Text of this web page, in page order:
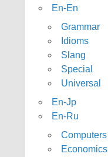
En-En
Grammar
Idioms
Slang
Special
Universal
En-Jp
En-Ru
Computers
Economics